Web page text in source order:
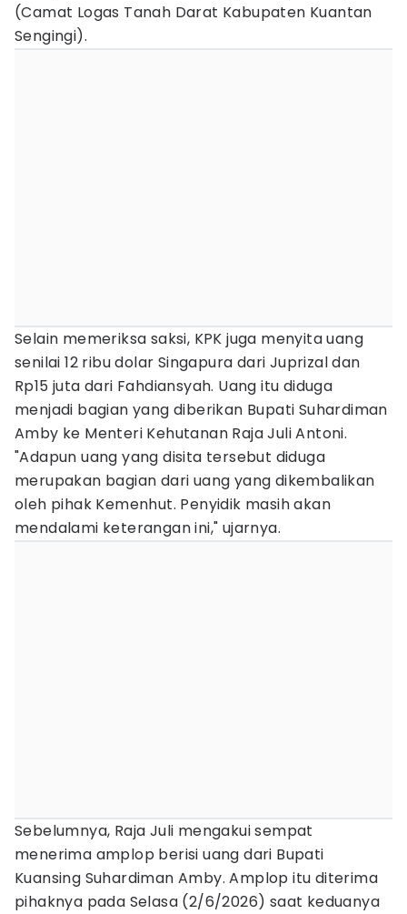
(Camat Logas Tanah Darat Kabupaten Kuantan
Sengingi).
Selain memeriksa saksi, KPK juga menyita uang
senilai 12 ribu dolar Singapura dari Juprizal dan
Rp15 juta dari Fahdiansyah. Uang itu diduga
menjadi bagian yang diberikan Bupati Suhardiman
Amby ke Menteri Kehutanan Raja Juli Antoni.
"Adapun uang yang disita tersebut diduga
merupakan bagian dari uang yang dikembalikan
oleh pihak Kemenhut. Penyidik masih akan
mendalami keterangan ini," ujarnya.
Sebelumnya, Raja Juli mengakui sempat
menerima amplop berisi uang dari Bupati
Kuansing Suhardiman Amby. Amplop itu diterima
pihaknya pada Selasa (2/6/2026) saat keduanya